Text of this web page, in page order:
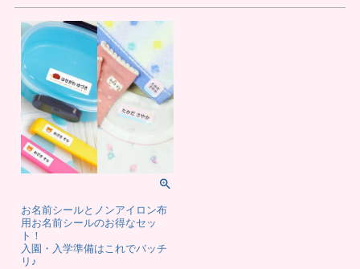
お名前シールとノンアイロン布
用お名前シールのお得なセッ
ト！
入園・入学準備はこれでバッチ
リ♪